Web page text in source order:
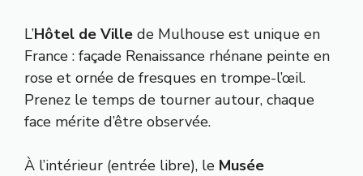
L’Hôtel de Ville de Mulhouse est unique en
France : façade Renaissance rhénane peinte en
rose et ornée de fresques en trompe-l’œil.
Prenez le temps de tourner autour, chaque
face mérite d’être observée.
À l’intérieur (entrée libre), le Musée